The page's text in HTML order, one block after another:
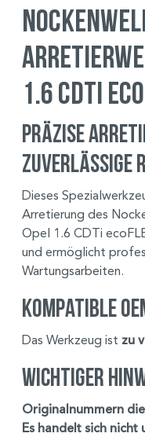
1.6 CDTi
Präzise
zuverlässige
Dieses
Arretierung des
Opel 1.6 CDTi
und ermöglicht
Wartungsarbeiten.
Kompatible
Das Werkzeug ist zu
Wichtiger
Originalnummern
Es handelt sich